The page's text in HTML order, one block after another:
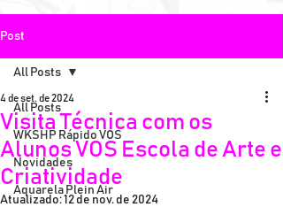
Post
All Posts
WKSHP Rápido VOS
Novidades
Aquarela Plein Air
All Posts
Visita Técnica com os
Alunos VOS Escola de Arte e
Criatividade
4 de set. de 2024
Atualizado:12 de nov. de 2024